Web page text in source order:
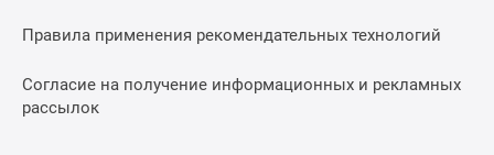
Правила применения рекомендательных технологий
Согласие на получение информационных и рекламных
рассылок